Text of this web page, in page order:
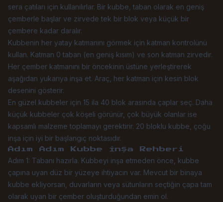
sera çatıları için kullanılırlar. Bir kubbe, taban olarak en geniş
çemberle başlar ve zirvede tek bir blok veya küçük bir
çembere kadar daralır.
Kubbenin her yatay katmanını görmek için katman kontrolünü
kullan. Katman 0 taban (en geniş kısım) ve son katman zirvedir.
Her çember katmanını bir öncekinin üstüne yerleştirerek
aşağıdan yukarıya inşa et. Araç, her katman için kesin blok
desenini gösterir.
En güzel kubbeler için 15 ila 40 blok arasında çaplar seç. Daha
küçük kubbeler çok köşeli görünür, çok büyük olanlar ise
kapsamlı malzeme toplamayı gerektirir. 20 bloklu kubbe, çoğu
inşa için iyi bir başlangıç noktasıdır.
Adım Adım Kubbe İnşa Rehberi
Adım 1: Tabanı hazırla. Kubbeyi inşa etmeden önce, kubbe
çapına uyan düz bir yüzeye ihtiyacın var. Mevcut bir binaya
kubbe ekliyorsan, duvarların veya sütunların seçtiğin çapa tam
olarak uyan bir çember oluşturduğundan emin ol.